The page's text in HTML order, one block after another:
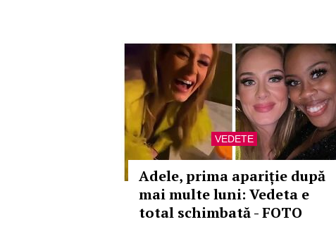
VEDETE
Adele, prima apariție după
mai multe luni: Vedeta e
total schimbată - FOTO